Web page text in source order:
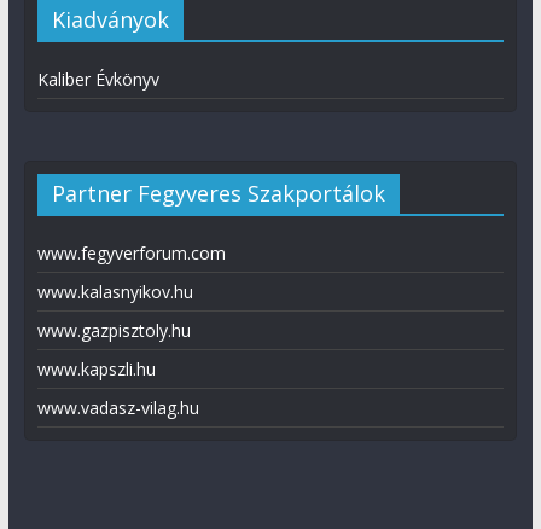
Kiadványok
Kaliber Évkönyv
Partner Fegyveres Szakportálok
www.fegyverforum.com
www.kalasnyikov.hu
www.gazpisztoly.hu
www.kapszli.hu
www.vadasz-vilag.hu